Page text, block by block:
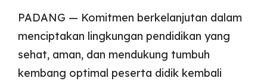
TK
dan
PADANG — Komitmen berkelanjutan dalam
menciptakan lingkungan pendidikan yang
sehat, aman, dan mendukung tumbuh
kembang optimal peserta didik kembali